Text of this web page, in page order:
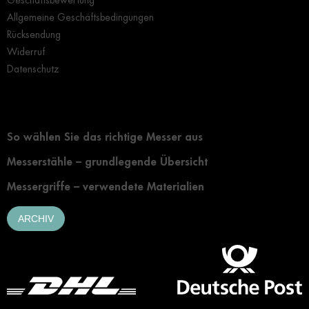
Allgemeine Geschäftsbedingungen
Rücksendung
Widerruf
Datenschutz
So wählen Sie das richtige Messer aus
Messerstähle – grundlegende Übersicht
Messergriffe – verwendete Materialien
ARCHIV